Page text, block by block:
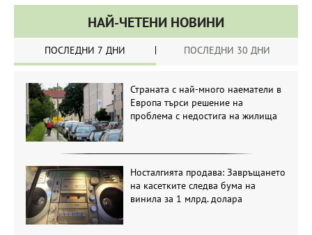
НАЙ-ЧЕТЕНИ НОВИНИ
ПОСЛЕДНИ 7 ДНИ ПОСЛЕДНИ 30 ДНИ
Страната с най-много наематели в
Европа търси решение на
проблема с недостига на жилища
Носталгията продава: Завръщането
на касетките следва бума на
винила за 1 млрд. долара